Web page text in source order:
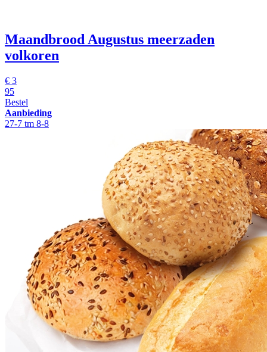
Maandbrood Augustus meerzaden
volkoren
€ 3
95
Bestel
Aanbieding
27-7 tm 8-8